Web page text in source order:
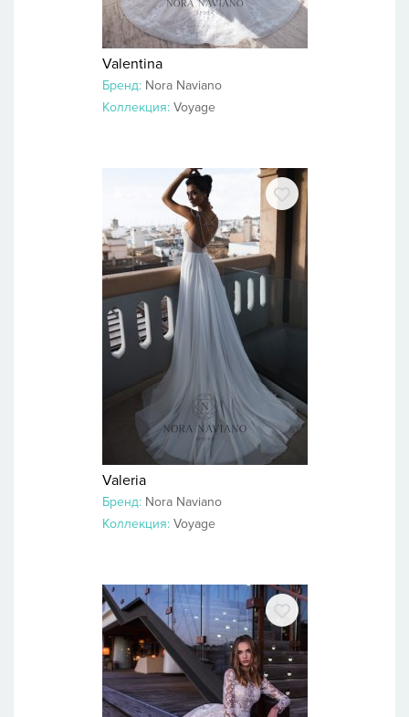
Valentina
Бренд: Nora Naviano
Коллекция: Voyage
Valeria
Бренд: Nora Naviano
Коллекция: Voyage